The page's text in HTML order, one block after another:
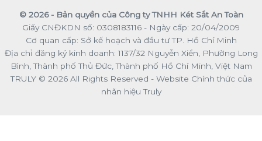
© 2026 - Bản quyền của Công ty TNHH Két Sắt An Toàn
Giấy CNĐKDN số: 0308183116 - Ngày cấp: 20/04/2009
Cơ quan cấp: Sở kế hoạch và đầu tư TP. Hồ Chí Minh
Địa chỉ đăng ký kinh doanh: 1137/32 Nguyễn Xiển, Phường Long
Bình, Thành phố Thủ Đức, Thành phố Hồ Chí Minh, Việt Nam
TRULY © 2026 All Rights Reserved - Website Chính thức của
nhãn hiệu Truly